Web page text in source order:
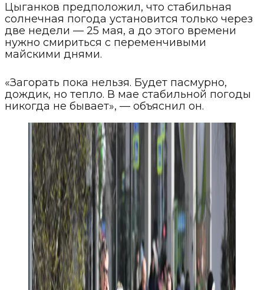
Цыганков предположил, что стабильная
солнечная погода установится только через
две недели — 25 мая, а до этого времени
нужно смириться с переменчивыми
майскими днями.
«Загорать пока нельзя. Будет пасмурно,
дождик, но тепло. В мае стабильной погоды
никогда не бывает», — объяснил он.